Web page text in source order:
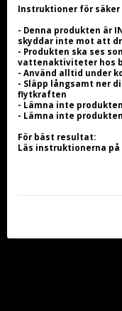
Instruktioner för
- Denna produkten är
skyddar inte mot att
- Produkten ska ses
vattenaktiviteter hos
- Använd alltid under
- Släpp långsamt ner
flytkraften
- Lämna inte
- Lämna inte
För bäst resultat:
Läs instruktionerna